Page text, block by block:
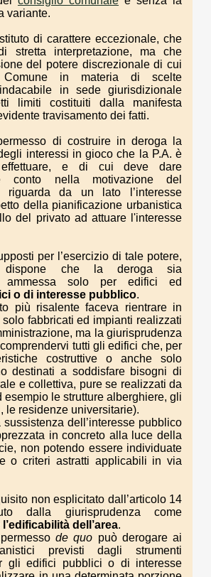
variante.
di carattere eccezionale, che
stretta interpretazione, ma che
del potere discrezionale di cui
in materia di scelte
in sede giurisdizionale
limiti costituiti dalla manifesta
travisamento dei fatti.
di costruire in deroga la
interessi in gioco che la P.A. è
e di cui deve dare
conto nella motivazione del
riguarda da un lato l’interesse
della pianificazione urbanistica
del privato ad attuare l'interesse
per l’esercizio di tale potere,
dispone che la deroga sia
ammessa solo per edifici ed
o di interesse pubblico.
più risalente faceva rientrare in
fabbricati ed impianti realizzati
ma la giurisprudenza
tutti gli edifici che, per
costruttive o anche solo
destinati a soddisfare bisogni di
e collettiva, pure se realizzati da
esempio le strutture alberghiere, gli
le residenze universitarie).
sussistenza dell’interesse pubblico
in concreto alla luce della
non potendo essere individuate
o criteri astratti applicabili in via
non esplicitato dall’articolo 14
dalla giurisprudenza come
l’edificabilità dell’area.
de quo può derogare ai
previsti dagli strumenti
gli edifici pubblici o di interesse